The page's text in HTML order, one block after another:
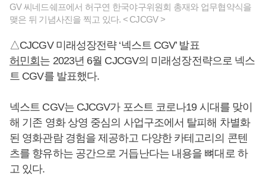
GV 씨네드쉐프에서 허구연 한국야구위원회 총재와 업무협약식을
맺은 뒤 기념사진을 찍고 있다. < CJCGV >
△CJCGV 미래성장전략 ‘넥스트 CGV’ 발표
허민회는 2023년 6월 CJCGV의 미래성장전략으로 넥스
트 CGV를 발표했다.
넥스트 CGV는 CJCGV가 포스트 코로나19 시대를 맞이
해 기존 영화 상영 중심의 사업구조에서 탈피해 차별화
된 영화관람 경험을 제공하고 다양한 카테고리의 콘텐
츠를 향유하는 공간으로 거듭난다는 내용을 뼈대로 하
고 있다.